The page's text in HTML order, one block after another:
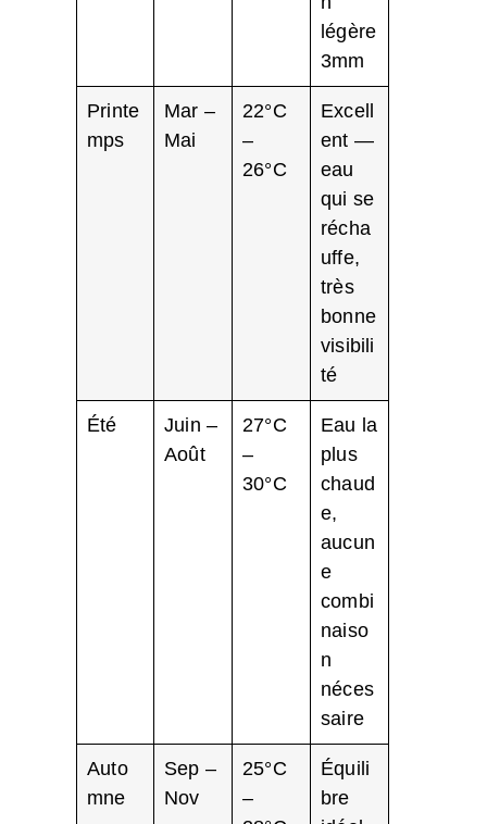
légère
3mm
Printe
mps
Mar –
Mai
22°C
–
26°C
Excell
ent —
eau
qui se
récha
uffe,
très
bonne
visibili
té
Été
Juin –
Août
27°C
–
30°C
Eau la
plus
chaud
e,
aucun
e
combi
naiso
n
néces
saire
Auto
mne
Sep –
Nov
25°C
–
Équili
bre